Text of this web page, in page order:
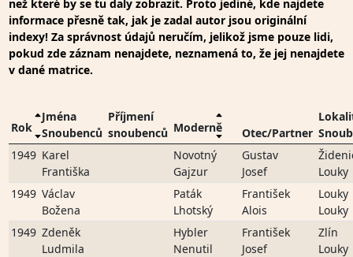
než které by se tu daly zobrazit. Proto jediné, kde najdete
informace přesně tak, jak je zadal autor jsou originální
indexy! Za správnost údajů neručím, jelikož jsme pouze lidi,
pokud zde záznam nenajdete, neznamená to, že jej nenajdete
v dané matrice.
Rok
Jména
Snoubenců
Příjmení
snoubenců Moderně Otec/Partner
1949 Karel
Františka
Novotný
Gajzur
Gustav
Josef
Louky
1949 Václav
Božena
Paták
Lhotský
František
Alois
Louky
Louky
1949 Zdeněk
Ludmila
Hybler
Nenutil
František
Josef
Zlín
Louky